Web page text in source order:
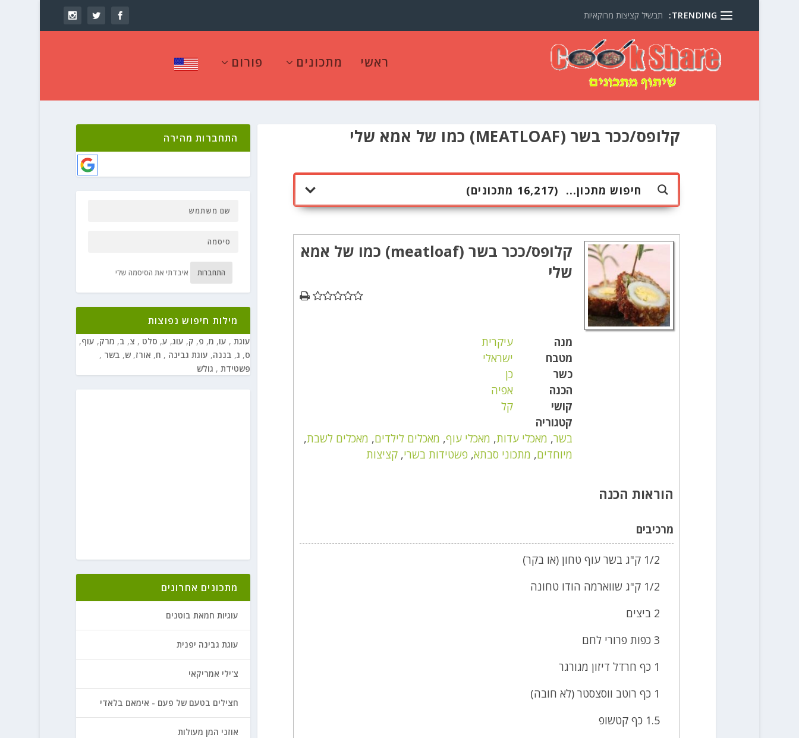
TRENDING: תבשיל קציצות מרוקאיות
ראשי מתכונים פורום
קלופס/ככר בשר (MEATLOAF) כמו של אמא שלי
קלופס/ככר בשר (meatloaf) כמו של אמא
שלי
מנה
עיקרית
מטבח
ישראלי
כשר
כן
הכנה
אפיה
קושי
קל
קטגוריה
בשר, מאכלי עדות, מאכלי עוף, מאכלים לילדים, מאכלים לשבת,
מיוחדים, מתכוני סבתא, פשטידות בשרי, קציצות
הוראות הכנה
מרכיבים
1/2 ק"ג בשר עוף טחון (או בקר)
1/2 ק"ג שווארמה הודו טחונה
2 ביצים
3 כפות פרורי לחם
1 כף חרדל דיזון מגורגר
1 כף רוטב ווסצסטר (לא חובה)
1.5 כף קטשופ
התחברות מהירה
התחברות איבדתי את הסיסמה שלי
מילות חיפוש נפוצות
עוגת , עו, מ, פ, ק, עוג, ע, סלט , צ, ב, מרק, עוף,
ס, ג, בננה, עוגת גבינה , ח, אורז,ש, בשר ,
פשטידת , גולש
מתכונים אחרונים
עוגיות חמאת בוטנים
עוגת גבינה יפנית
צ'ילי אמריקאי
חצילים בטעם של פעם - אימאם בלאדי
אוזני המן מעולות